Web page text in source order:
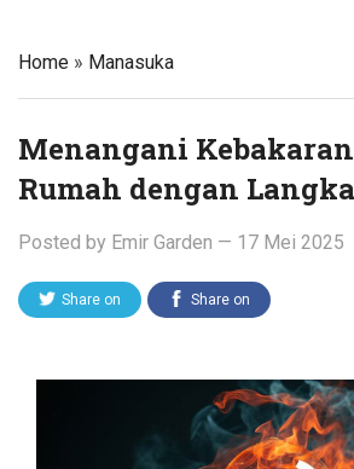
Home » Manasuka
Menangani
Rumah dengan
Posted by Emir Garden — 17 Mei 2025
Share on Share on